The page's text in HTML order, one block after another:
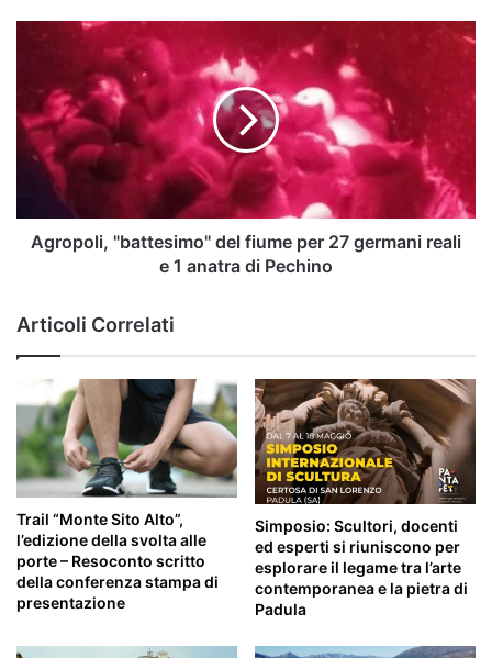
fiume
per
27
germani
e
Agropoli, "battesimo" del fiume per 27 germani reali
e 1 anatra di Pechino
Articoli Correlati
Trail “Monte Sito Alto”,
l’edizione della svolta alle
porte – Resoconto scritto
della conferenza stampa di
presentazione
Simposio: Scultori, docenti
ed esperti si riuniscono per
esplorare il legame tra l’arte
contemporanea e la pietra di
Padula